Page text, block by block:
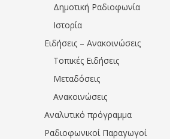
Δημοτική Ραδιοφωνία
Ιστορία
Ειδήσεις – Ανακοινώσεις
Τοπικές Ειδήσεις
Μεταδόσεις
Ανακοινώσεις
Αναλυτικό πρόγραμμα
Ραδιοφωνικοί Παραγωγοί